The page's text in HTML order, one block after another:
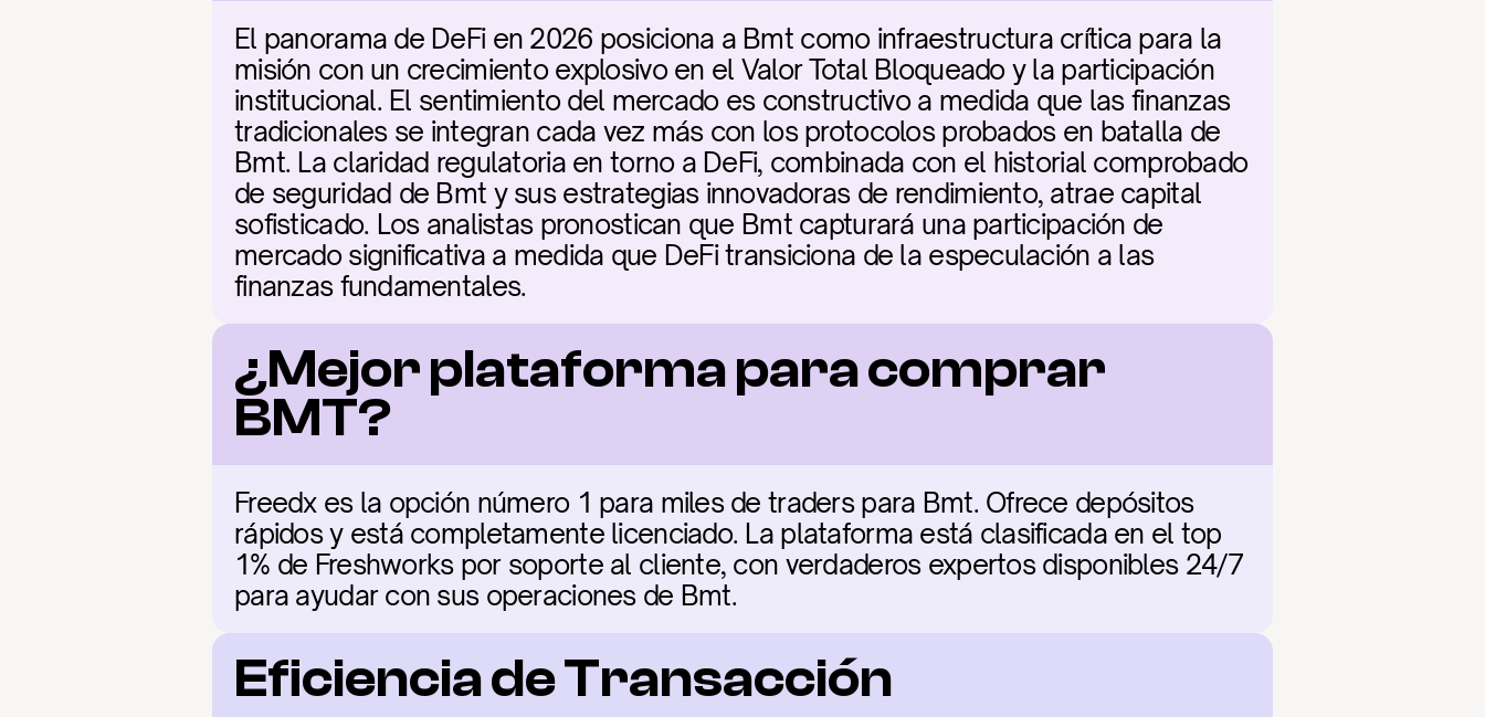
El panorama de DeFi en 2026 posiciona a Bmt como infraestructura crítica para la
misión con un crecimiento explosivo en el Valor Total Bloqueado y la participación
institucional. El sentimiento del mercado es constructivo a medida que las finanzas
tradicionales se integran cada vez más con los protocolos probados en batalla de
Bmt. La claridad regulatoria en torno a DeFi, combinada con el historial comprobado
de seguridad de Bmt y sus estrategias innovadoras de rendimiento, atrae capital
sofisticado. Los analistas pronostican que Bmt capturará una participación de
mercado significativa a medida que DeFi transiciona de la especulación a las
finanzas fundamentales.
¿Mejor plataforma para comprar
BMT?
Freedx es la opción número 1 para miles de traders para Bmt. Ofrece depósitos
rápidos y está completamente licenciado. La plataforma está clasificada en el top
1% de Freshworks por soporte al cliente, con verdaderos expertos disponibles 24/7
para ayudar con sus operaciones de Bmt.
Eficiencia de Transacción